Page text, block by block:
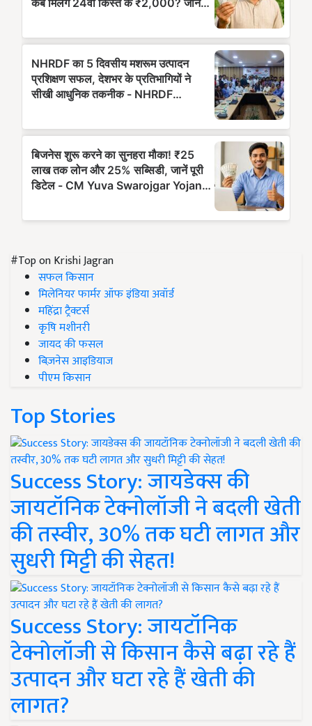
#Top on Krishi Jagran
सफल किसान
मिलेनियर फार्मर ऑफ इंडिया अवॉर्ड
महिंद्रा ट्रैक्टर्स
कृषि मशीनरी
जायद की फसल
बिज़नेस आइडियाज
पीएम किसान
Top Stories
Success Story: जायडेक्स की
जायटॉनिक टेक्नोलॉजी ने बदली खेती
की तस्वीर, 30% तक घटी लागत और
सुधरी मिट्टी की सेहत!
Success Story: जायटॉनिक
टेक्नोलॉजी से किसान कैसे बढ़ा रहे हैं
उत्पादन और घटा रहे हैं खेती की
लागत?